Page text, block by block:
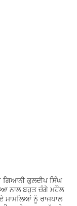
ਕੁਲਦੀਪ ਸਿੰਘ
ਨਾਲ ਬਹੁਤ ਚੰਗੇ ਮਹੌਲ
ਮਾਮਲਿਆਂ ਨੂੰ ਰਾਜਪਾਲ